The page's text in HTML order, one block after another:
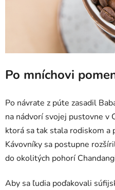
Po mníchovi
Po návrate z púte zasadil
na nádvorí svojej pustovne v
ktorá sa tak stala rodiskom a
Kávovníky sa postupne
do okolitých pohorí
Aby sa ľudia poďakovali